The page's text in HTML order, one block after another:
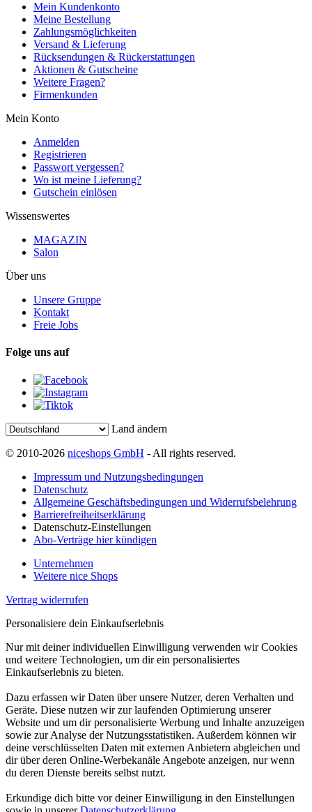
Mein Kundenkonto
Meine Bestellung
Zahlungsmöglichkeiten
Versand & Lieferung
Rücksendungen & Rückerstattungen
Aktionen & Gutscheine
Weitere Fragen?
Firmenkunden
Mein Konto
Anmelden
Registrieren
Passwort vergessen?
Wo ist meine Lieferung?
Gutschein einlösen
Wissenswertes
MAGAZIN
Salon
Über uns
Unsere Gruppe
Kontakt
Freie Jobs
Folge uns auf
Land ändern
© 2010-2026 niceshops GmbH - All rights reserved.
Impressum und Nutzungsbedingungen
Datenschutz
Allgemeine Geschäftsbedingungen und Widerrufsbelehrung
Barrierefreiheitserklärung
Datenschutz-Einstellungen
Abo-Verträge hier kündigen
Unternehmen
Weitere nice Shops
Vertrag widerrufen
Personalisiere dein Einkaufserlebnis
Nur mit deiner individuellen Einwilligung verwenden wir Cookies
und weitere Technologien, um dir ein personalisiertes
Einkaufserlebnis zu bieten.
Dazu erfassen wir Daten über unsere Nutzer, deren Verhalten und
Geräte. Diese nutzen wir zur laufenden Optimierung unserer
Website und um dir personalisierte Werbung und Inhalte anzuzeigen
sowie zur Analyse der Nutzungsstatistiken. Außerdem können wir
deine verschlüsselten Daten mit externen Anbietern abgleichen und
dir über deren Online-Werbekanäle Angebote anzeigen, nur wenn
du deren Dienste bereits selbst nutzt.
Erkundige dich bitte vor deiner Einwilligung in den Einstellungen